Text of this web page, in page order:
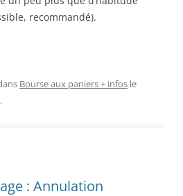
recommandé).
Bourse aux paniers + infos le
.
: Annulation